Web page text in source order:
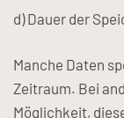
d) Dauer der
Manche Daten
Zeitraum. Bei
Möglichkeit,